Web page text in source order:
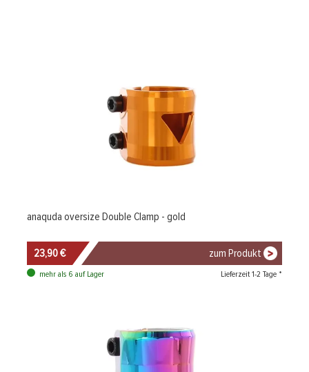
anaquda oversize Double Clamp - gold
23,90 € zum Produkt
mehr als 6 auf Lager Lieferzeit 1-2 Tage *